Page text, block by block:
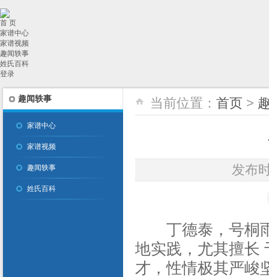
首 页
家谱中心
家谱视频
趣闻轶事
姓氏百科
登录
趣闻轶事
家谱中心
家谱视频
趣闻轶事
姓氏百科
当前位置： 首页 >
发布
丁德泰，号桐雨
地实践，尤其擅长
才，性情极其严峻